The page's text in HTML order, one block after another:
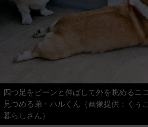
四つ足をピーンと伸ばして外を眺めるニ
見つめる弟・ハルくん（画像提供：くぅ
暮らしさん）